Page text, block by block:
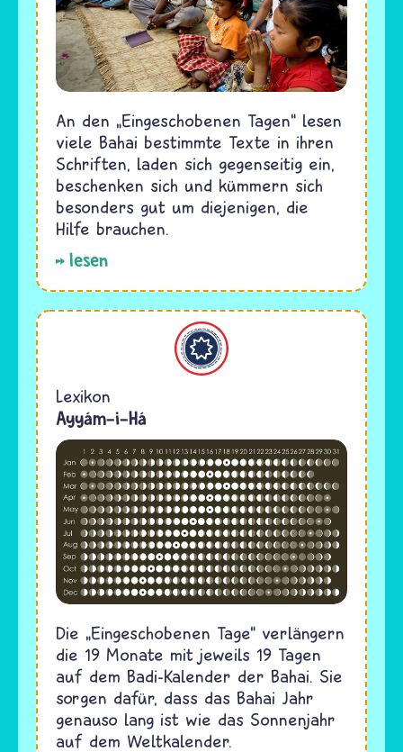
An den „Eingeschobenen Tagen“ lesen
viele Bahai bestimmte Texte in ihren
Schriften, laden sich gegenseitig ein,
beschenken sich und kümmern sich
besonders gut um diejenigen, die
Hilfe brauchen.
lesen
Bahaitum
Lexikon
Ayyám-i-Há
Die „Eingeschobenen Tage“ verlängern
die 19 Monate mit jeweils 19 Tagen
auf dem Badi-Kalender der Bahai. Sie
sorgen dafür, dass das Bahai Jahr
genauso lang ist wie das Sonnenjahr
auf dem Weltkalender.